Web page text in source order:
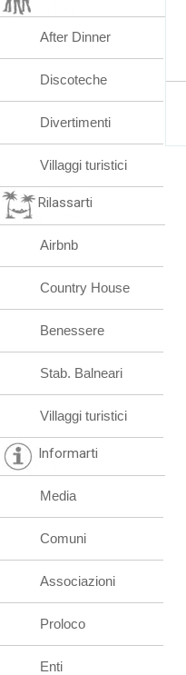
After Dinner
Discoteche
Divertimenti
Villaggi turistici
Rilassarti
Airbnb
Country House
Benessere
Stab. Balneari
Villaggi turistici
Informarti
Media
Comuni
Associazioni
Proloco
Enti